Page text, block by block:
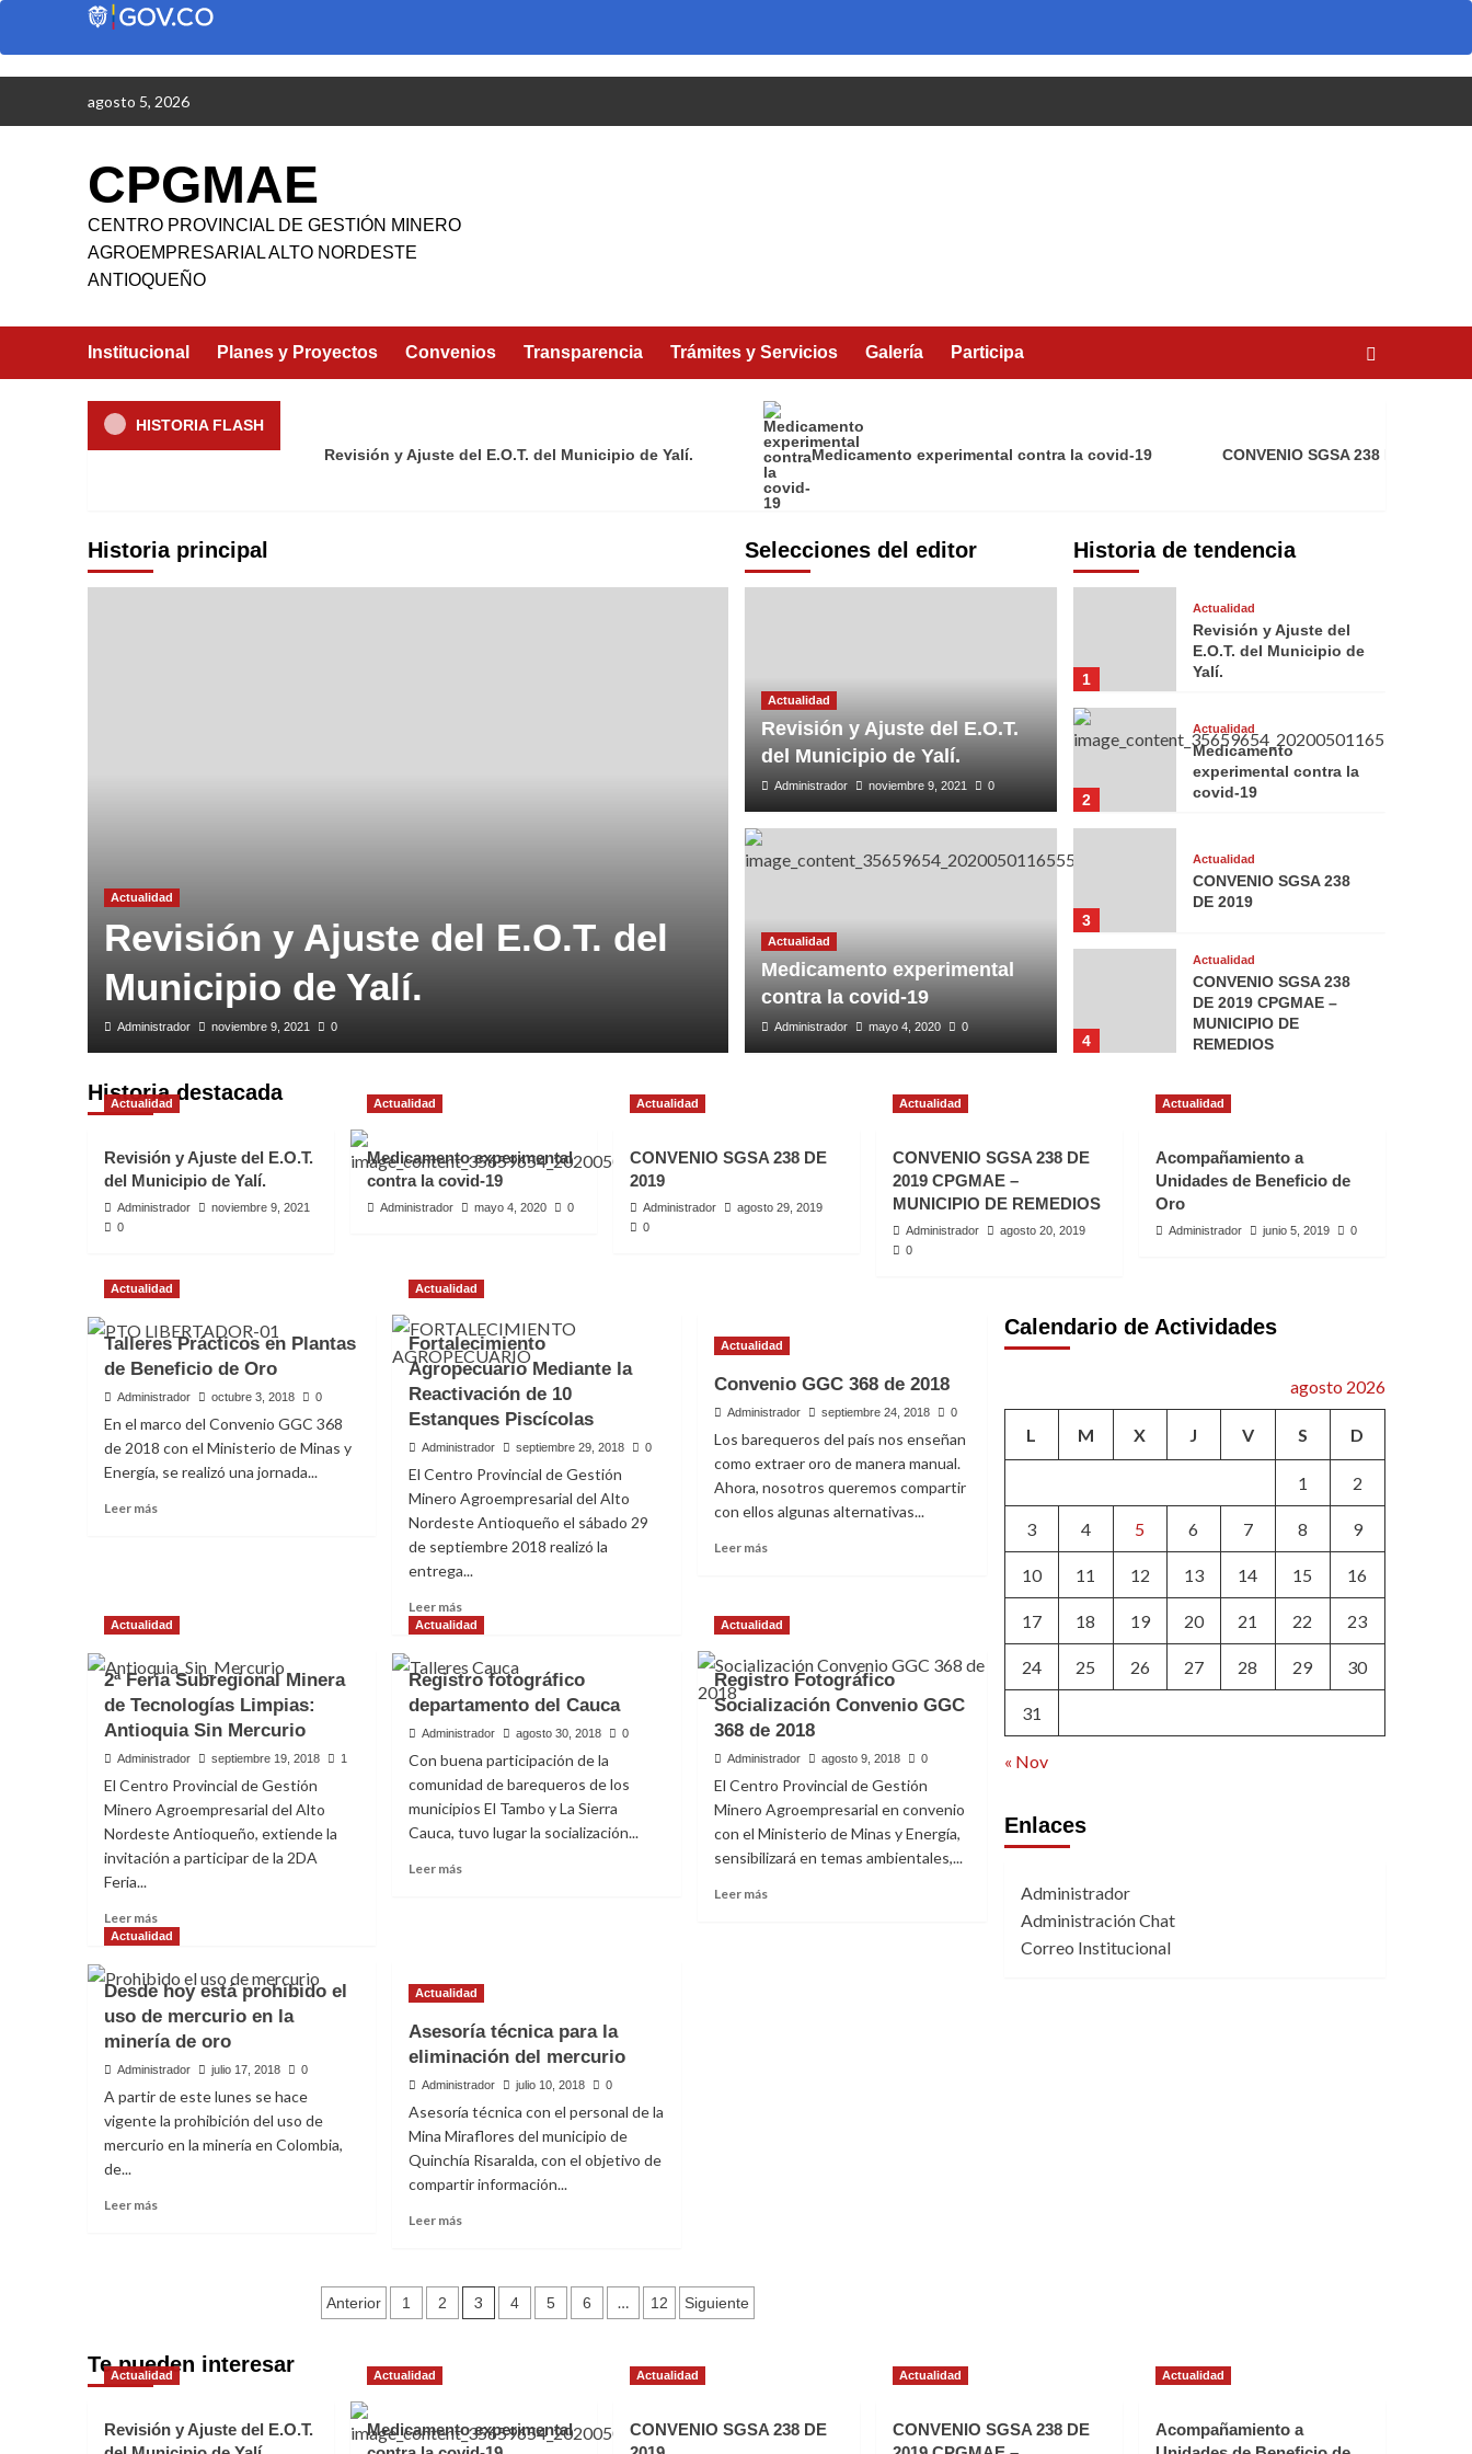
agosto 5, 2026
CPGMAE
CENTRO PROVINCIAL DE GESTIÓN MINERO
AGROEMPRESARIAL ALTO NORDESTE
ANTIOQUEÑO
Institucional Planes y Proyectos Convenios Transparencia Trámites y Servicios Galería Participa
HISTORIA FLASH
Revisión y Ajuste del E.O.T. del Municipio de Yalí.
Medicamento experimental contra la covid-19 CONVENIO SGSA 238 DE 2019
Historia principal
Actualidad
Revisión y Ajuste del E.O.T. del
Municipio de Yalí.
Administrador noviembre 9, 2021 0
Actualidad
Medicamento experimental
contra la covid-19
Actualidad
CONVENIO SGSA 238 DE 2019
CONVENIO SGSA 238 DE 2019
CPGMAE – MUNICIPIO DE
REMEDIOS
Administrador agosto 20, 2019
Selecciones del editor
Actualidad
Revisión y Ajuste del E.O.T.
del Municipio de Yalí.
Administrador noviembre 9, 2021 0
Actualidad
Medicamento experimental
contra la covid-19
Administrador mayo 4, 2020 0
Historia de tendencia
1
Actualidad
Revisión y Ajuste del
E.O.T. del Municipio de
Yalí.
2
Actualidad
Medicamento
experimental contra la
covid-19
3
Actualidad
CONVENIO SGSA 238
DE 2019
4
Actualidad
CONVENIO SGSA 238
DE 2019 CPGMAE –
MUNICIPIO DE
REMEDIOS
5
Acompañamiento a
de Oro
Historia destacada
Actualidad
Revisión y Ajuste del E.O.T.
del Municipio de Yalí.
Administrador
noviembre 9, 2021
0
Actualidad
Medicamento experimental
contra la covid-19
Administrador mayo 4, 2020 0
Actualidad
CONVENIO SGSA 238 DE
2019
Administrador
agosto 29, 2019
0
Actualidad
CONVENIO SGSA 238 DE
2019 CPGMAE –
MUNICIPIO DE REMEDIOS
Administrador
agosto 20, 2019
0
Actualidad
Acompañamiento a
Unidades de Beneficio de
Oro
Administrador junio 5, 2019 0
Actualidad
Talleres Prácticos en Plantas
de Beneficio de Oro
Administrador octubre 3, 2018 0
En el marco del Convenio GGC 368
de 2018 con el Ministerio de Minas y
Energía, se realizó una jornada...
Leer másLeer
Plantas
Beneficio
Oro
Actualidad
Fortalecimiento
Agropecuario Mediante la
Reactivación de 10
Estanques Piscícolas
Administrador septiembre 29, 2018 0
El Centro Provincial de Gestión
Minero Agroempresarial del Alto
Nordeste Antioqueño el sábado 29
de septiembre 2018 realizó la
entrega...
Leer más
más
Fortalecimiento
Agropecuario
Mediante
la
de
10
Estanques
Piscícolas
Actualidad
Convenio GGC 368 de 2018
Administrador septiembre 24, 2018 0
Los barequeros del país nos enseñan
como extraer oro de manera manual.
Ahora, nosotros queremos compartir
con ellos algunas alternativas...
Leer más
GGC
de
2018
Actualidad
2ª Feria Subregional Minera
de Tecnologías Limpias:
Antioquia Sin Mercurio
Administrador septiembre 19, 2018 1
El Centro Provincial de Gestión
Minero Agroempresarial del Alto
Nordeste Antioqueño, extiende la
invitación a participar de la 2DA
Feria...
Leer másLeer
más
2ª
Feria
Subregional
Minera
Tecnologías
Limpias:
Antioquia
Sin
Actualidad
Registro fotográfico
departamento del Cauca
Administrador agosto 30, 2018 0
Con buena participación de la
comunidad de barequeros de los
municipios El Tambo y La Sierra
Cauca, tuvo lugar la socialización...
Leer más
del
Actualidad
Registro Fotográfico
Socialización Convenio GGC
368 de 2018
Administrador agosto 9, 2018 0
El Centro Provincial de Gestión
Minero Agroempresarial en convenio
con el Ministerio de Minas y Energía,
sensibilizará en temas ambientales,...
Leer más
Actualidad
Desde hoy está prohibido el
uso de mercurio en la
minería de oro
Administrador julio 17, 2018 0
A partir de este lunes se hace
vigente la prohibición del uso de
mercurio en la minería en Colombia,
de...
Leer másLeer
uso
de
en
Actualidad
Asesoría técnica para la
eliminación del mercurio
Administrador julio 10, 2018 0
Asesoría técnica con el personal de la
Mina Miraflores del municipio de
Quinchía Risaralda, con el objetivo de
compartir información...
Leer más
técnica
para
Paginación
entradas
Anterior 1 2 3 4 5 6 … 12 Siguiente
Calendario de Actividades
agosto 2026
L M X J V S D
1 2
3 4 5 6 7 8 9
10 11 12 13 14 15 16
17 18 19 20 21 22 23
24 25 26 27 28 29 30
31
« Nov
Enlaces
Administrador
Administración Chat
Correo Institucional
Te pueden interesar
Actualidad
Revisión y Ajuste del E.O.T.
Actualidad
Medicamento experimental
Actualidad
CONVENIO SGSA 238 DE
Actualidad
CONVENIO SGSA 238 DE
Actualidad
Acompañamiento a